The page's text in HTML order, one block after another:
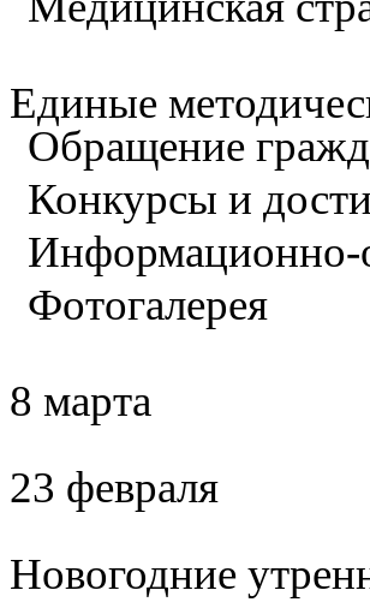
Единые
Обращение
Конкурсы и
Информационно-
Фотогалерея
8 марта
23 февраля
Новогодние